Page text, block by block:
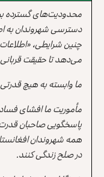
محدودیت‌های گسترده
دسترسی شهروندان به
چنین شرایطی،
می‌دهد تا حقیقت
ما وابسته به هیچ
مأموریت ما افشای
پاسخگویی صاحبان
همه شهروندان
در صلح زندگی کنند.